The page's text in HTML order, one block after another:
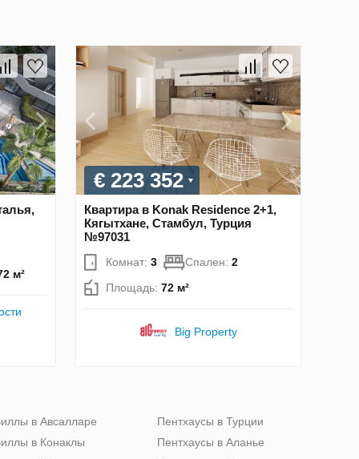
м²
€ 223 352
Квартира в Konak Residence 2+1,
Кягытхане, Стамбул, Турция
№97031
Комнат: 3 Спален: 2
Площадь: 72 м²
Big Property
в Авсалларе
в Конаклы
Пентхаусы в Турции
Пентхаусы в Аланье